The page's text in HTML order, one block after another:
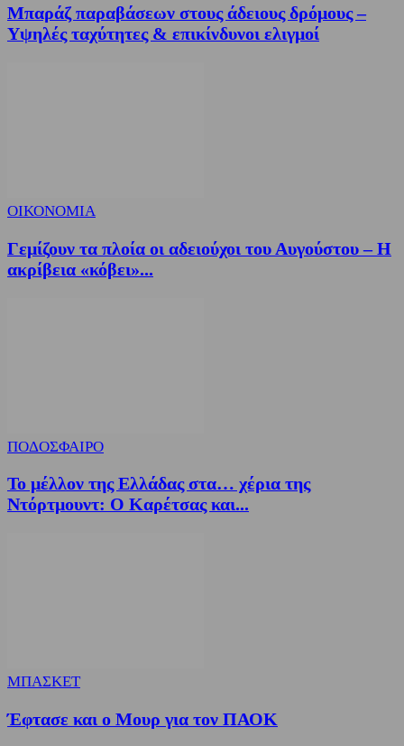
Μπαράζ παραβάσεων στους άδειους δρόμους –
Υψηλές ταχύτητες & επικίνδυνοι ελιγμοί
ΟΙΚΟΝΟΜΙΑ
Γεμίζουν τα πλοία οι αδειούχοι του Αυγούστου – Η
ακρίβεια «κόβει»...
ΠΟΔΟΣΦΑΙΡΟ
Το μέλλον της Ελλάδας στα… χέρια της
Ντόρτμουντ: Ο Καρέτσας και...
ΜΠΑΣΚΕΤ
Έφτασε και ο Μουρ για τον ΠΑΟΚ